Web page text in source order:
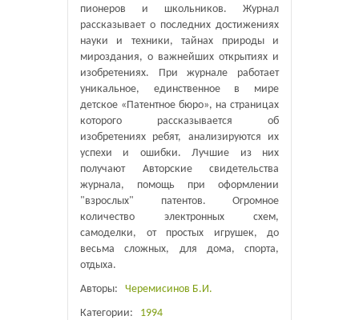
пионеров и школьников. Журнал
рассказывает о последних достижениях
науки и техники, тайнах природы и
мироздания, о важнейших открытиях и
изобретениях. При журнале работает
уникальное, единственное в мире
детское «Патентное бюро», на страницах
которого рассказывается об
изобретениях ребят, анализируются их
успехи и ошибки. Лучшие из них
получают Авторские свидетельства
журнала, помощь при оформлении
"взрослых" патентов. Огромное
количество электронных схем,
самоделки, от простых игрушек, до
весьма сложных, для дома, спорта,
отдыха.
Авторы: Черемисинов Б.И.
Категории: 1994